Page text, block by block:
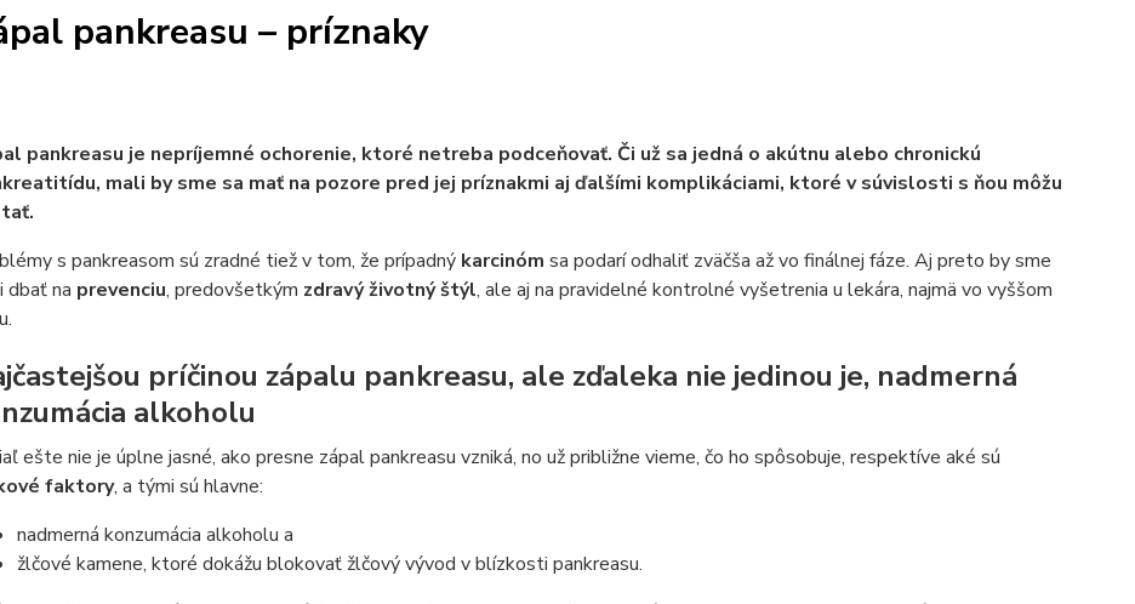
pankreasu – príznaky
pankreasu je nepríjemné ochorenie, ktoré netreba podceňovať. Či už sa jedná o akútnu alebo chronickú
mali by sme sa mať na pozore pred jej príznakmi aj ďalšími komplikáciami, ktoré v súvislosti s ňou môžu
s pankreasom sú zradné tiež v tom, že prípadný karcinóm sa podarí odhaliť zväčša až vo finálnej fáze. Aj preto by sme
dbať na prevenciu, predovšetkým zdravý životný štýl, ale aj na pravidelné kontrolné vyšetrenia u lekára, najmä vo vyššom
príčinou zápalu pankreasu, ale zďaleka nie jedinou je, nadmerná
alkoholu
ešte nie je úplne jasné, ako presne zápal pankreasu vzniká, no už približne vieme, čo ho spôsobuje, respektíve aké sú
faktory, a tými sú hlavne:
nadmerná konzumácia alkoholu a
žlčové kamene, ktoré dokážu blokovať žlčový vývod v blízkosti pankreasu.